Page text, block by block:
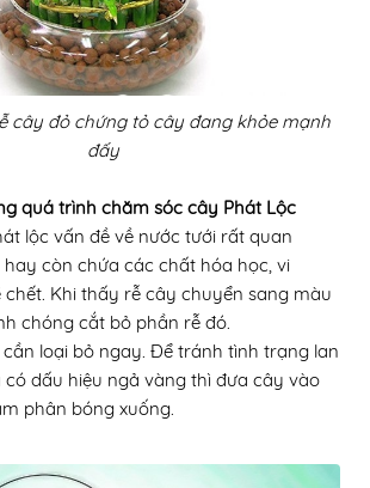
cây đỏ chứng tỏ cây đang khỏe mạnh
đấy
quá trình chăm sóc cây Phát Lộc
lộc vấn đề về nước tưới rất quan
còn chứa các chất hóa học, vi
chết. Khi thấy rễ cây chuyển sang màu
chóng cắt bỏ phần rễ đó.
loại bỏ ngay. Để tránh tình trạng lan
có dấu hiệu ngả vàng thì đưa cây vào
phân bóng xuống.